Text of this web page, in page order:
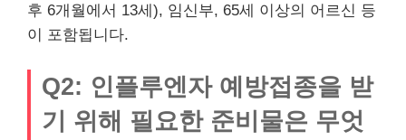
후 6개월에서 13세), 임신부, 65세 이상의 어르신 등
이 포함됩니다.
Q2: 인플루엔자 예방접종을 받
기 위해 필요한 준비물은 무엇